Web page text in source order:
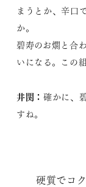
まうとか、辛口
か。
碧寿のお燗と合
いになる。この
井関： 確かに、
すね。
硬質でコ